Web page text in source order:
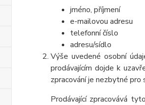
jméno, příjmení
e-mailovou adresu
telefonní číslo
adresu/sídlo
Výše uvedené osobní
prodávajícím dojde k
zpracování je nezbytné pro
Prodávající zpracovává